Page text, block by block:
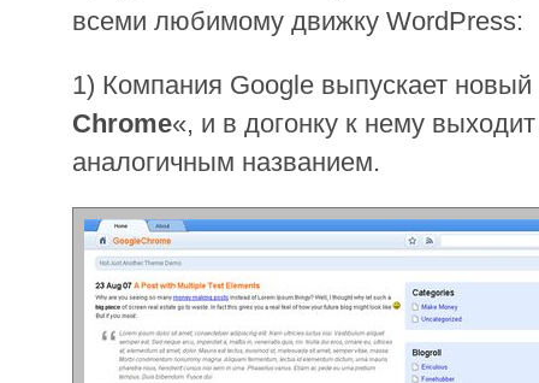
всеми любимому движку WordPress:
1) Компания Google выпускает новый
Chrome«, и в догонку к нему
аналогичным названием.